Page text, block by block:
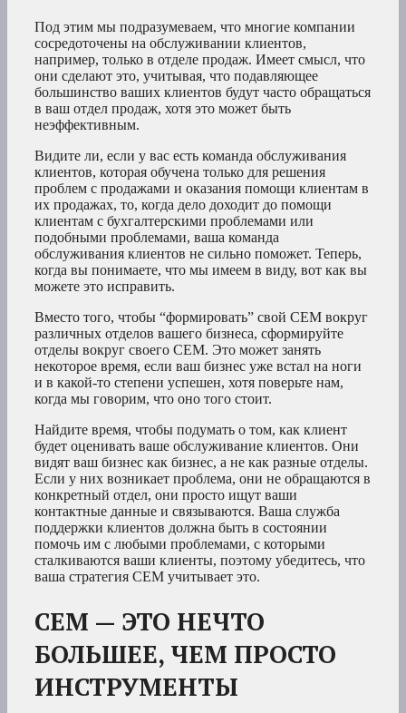
Под этим мы подразумеваем, что многие компании
сосредоточены на обслуживании клиентов,
например, только в отделе продаж. Имеет смысл, что
они сделают это, учитывая, что подавляющее
большинство ваших клиентов будут часто обращаться
в ваш отдел продаж, хотя это может быть
неэффективным.
Видите ли, если у вас есть команда обслуживания
клиентов, которая обучена только для решения
проблем с продажами и оказания помощи клиентам в
их продажах, то, когда дело доходит до помощи
клиентам с бухгалтерскими проблемами или
подобными проблемами, ваша команда
обслуживания клиентов не сильно поможет. Теперь,
когда вы понимаете, что мы имеем в виду, вот как вы
можете это исправить.
Вместо того, чтобы “формировать” свой CEM вокруг
различных отделов вашего бизнеса, сформируйте
отделы вокруг своего CEM. Это может занять
некоторое время, если ваш бизнес уже встал на ноги
и в какой-то степени успешен, хотя поверьте нам,
когда мы говорим, что оно того стоит.
Найдите время, чтобы подумать о том, как клиент
будет оценивать ваше обслуживание клиентов. Они
видят ваш бизнес как бизнес, а не как разные отделы.
Если у них возникает проблема, они не обращаются в
конкретный отдел, они просто ищут ваши
контактные данные и связываются. Ваша служба
поддержки клиентов должна быть в состоянии
помочь им с любыми проблемами, с которыми
сталкиваются ваши клиенты, поэтому убедитесь, что
ваша стратегия CEM учитывает это.
CEM — ЭТО НЕЧТО
БОЛЬШЕЕ, ЧЕМ ПРОСТО
ИНСТРУМЕНТЫ